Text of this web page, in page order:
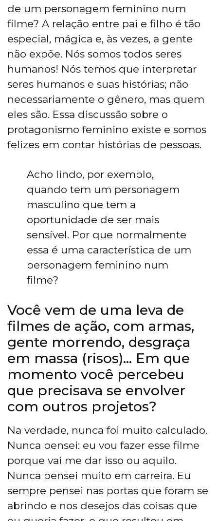
de um personagem feminino num
filme? A relação entre pai e filho é tão
especial, mágica e, às vezes, a gente
não expõe. Nós somos todos seres
humanos! Nós temos que interpretar
seres humanos e suas histórias; não
necessariamente o gênero, mas quem
eles são. Essa discussão sobre o
protagonismo feminino existe e somos
felizes em contar histórias de pessoas.
Acho lindo, por exemplo,
quando tem um personagem
masculino que tem a
oportunidade de ser mais
sensível. Por que normalmente
essa é uma característica de um
personagem feminino num
filme?
Você vem de uma leva de
filmes de ação, com armas,
gente morrendo, desgraça
em massa (risos)… Em que
momento você percebeu
que precisava se envolver
com outros projetos?
Na verdade, nunca foi muito calculado.
Nunca pensei: eu vou fazer esse filme
porque vai me dar isso ou aquilo.
Nunca pensei muito em carreira. Eu
sempre pensei nas portas que foram se
abrindo e nos desejos das coisas que